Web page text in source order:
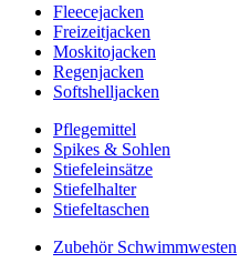
Fleecejacken
Freizeitjacken
Moskitojacken
Regenjacken
Softshelljacken
Pflegemittel
Spikes & Sohlen
Stiefeleinsätze
Stiefelhalter
Stiefeltaschen
Zubehör Schwimmwesten